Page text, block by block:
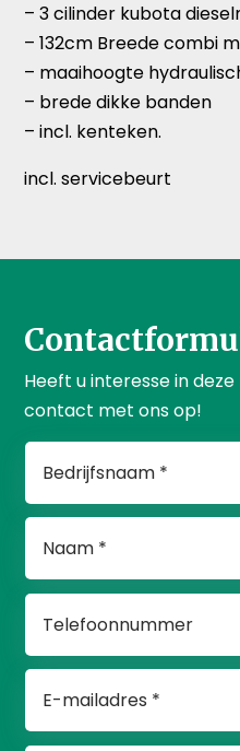
– 3 cilinder kubota
– 132cm Breede combi
– maaihoogte
– brede dikke banden
– incl. kenteken.
incl. servicebeurt
Heeft u interesse in
contact met ons op!